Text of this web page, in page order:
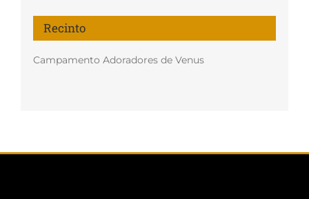
Recinto
Campamento Adoradores de Venus